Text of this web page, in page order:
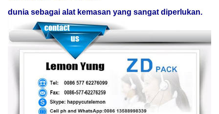
dunia sebagai alat kemasan yang sangat diperlukan.